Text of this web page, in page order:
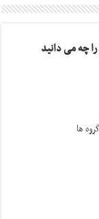
چه می دانید
ها